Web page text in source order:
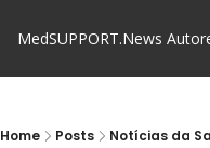
MedSUPPORT.News
Home Posts Notícias da